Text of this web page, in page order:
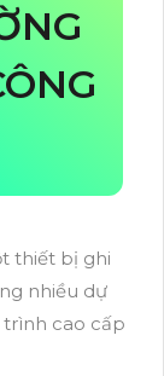
thiết bị ghi
nhiều dự
cao cấp